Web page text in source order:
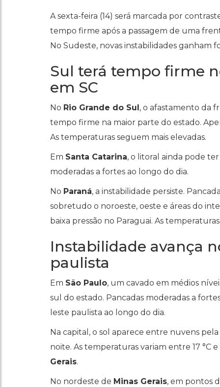
A sexta-feira (14) será marcada por
tempo firme após a passagem de uma
No Sudeste, novas instabilidades
Sul terá tempo firme
em SC
No Rio Grande do Sul, o afastamento da
tempo firme na maior parte do estado.
As temperaturas seguem mais elevadas.
Em Santa Catarina, o litoral ainda pode
moderadas a fortes ao longo do dia.
No Paraná, a instabilidade persiste.
sobretudo o noroeste, oeste e áreas do
baixa pressão no Paraguai. As
Instabilidade avança
paulista
Em São Paulo, um cavado em médios
sul do estado. Pancadas moderadas a
leste paulista ao longo do dia.
Na capital, o sol aparece entre nuvens
noite. As temperaturas variam entre 17 °C
Gerais.
No nordeste de Minas Gerais, em pontos